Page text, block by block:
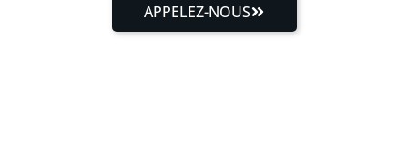
APPELEZ-NOUS